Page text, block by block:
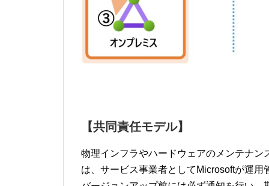
【共同責任モデル】
物理インフラやハードウェアのメンテナ
は、サービス事業者としてMicrosoftが運用